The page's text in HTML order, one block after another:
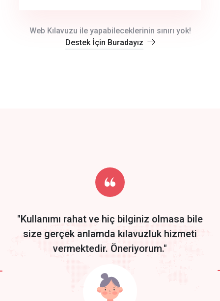
Start by trying our service for 30 days free trial no credit card
required.
Web Kılavuzu ile yapabileceklerinin sınırı yok!
Destek İçin Buradayız
"Kullanımı rahat ve hiç bilginiz olmasa bile
size gerçek anlamda kılavuzluk hizmeti
vermektedir. Öneriyorum."